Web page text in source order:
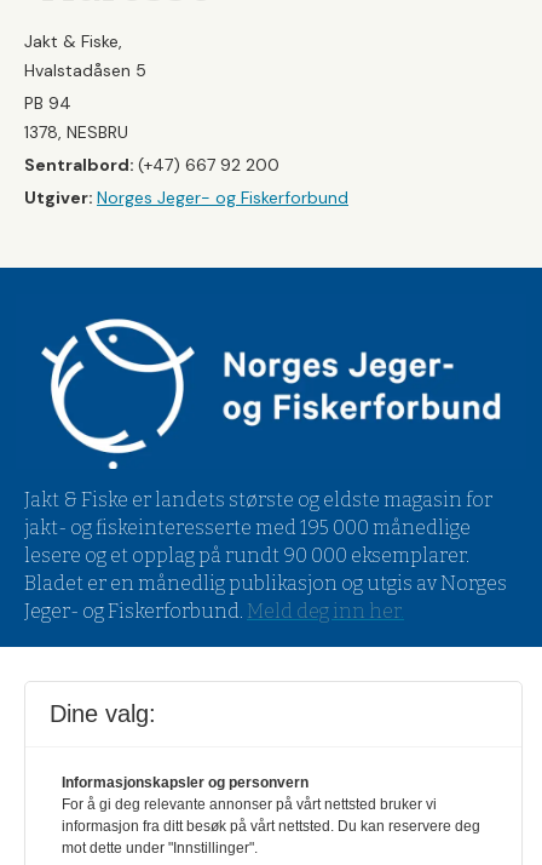
Jakt & Fiske,
Hvalstadåsen 5
PB 94
1378, NESBRU
Sentralbord: (+47) 667 92 200
Utgiver: Norges Jeger- og Fiskerforbund
Jakt & Fiske er landets største og eldste magasin for
jakt- og fiskeinteresserte med 195 000 månedlige
lesere og et opplag på rundt 90 000 eksemplarer.
Bladet er en månedlig publikasjon og utgis av Norges
Jeger- og Fiskerforbund. Meld deg inn her.
Powered by Labrador CMS
Dine valg:
Informasjonskapsler og personvern
For å gi deg relevante annonser på vårt nettsted bruker vi
informasjon fra ditt besøk på vårt nettsted. Du kan reservere deg
mot dette under "Innstillinger".